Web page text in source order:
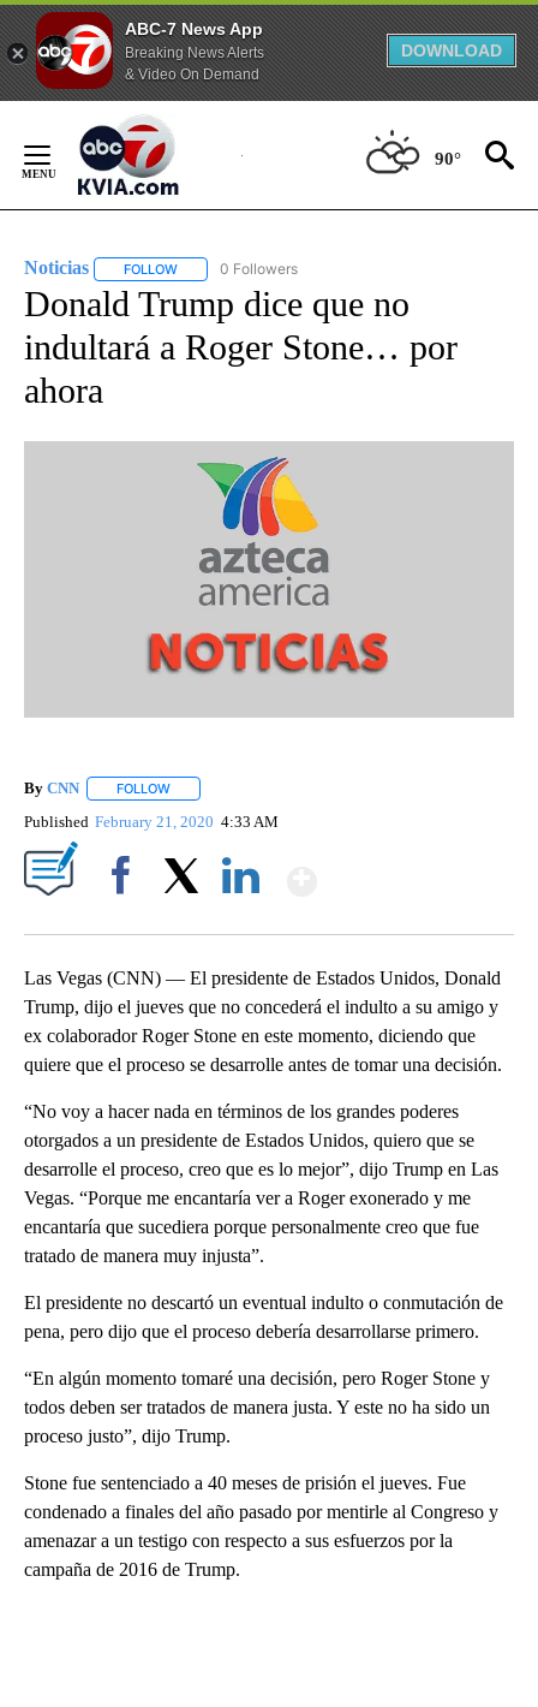
ABC-7 News App
Breaking News Alerts
& Video On Demand
DOWNLOAD
Content
90°
Noticias FOLLOW FOLLOW "NOTICIAS" TO RECEIVE NOTIFICATIONS
0 Followers
Donald Trump dice que no
indultará a Roger Stone… por
ahora
By CNN FOLLOW
Published February 21, 2020 4:33 AM
Las Vegas (CNN) — El presidente de Estados Unidos, Donald
Trump, dijo el jueves que no concederá el indulto a su amigo y
ex colaborador Roger Stone en este momento, diciendo que
quiere que el proceso se desarrolle antes de tomar una decisión.
“No voy a hacer nada en términos de los grandes poderes
otorgados a un presidente de Estados Unidos, quiero que se
desarrolle el proceso, creo que es lo mejor”, dijo Trump en Las
Vegas. “Porque me encantaría ver a Roger exonerado y me
encantaría que sucediera porque personalmente creo que fue
tratado de manera muy injusta”.
El presidente no descartó un eventual indulto o conmutación de
pena, pero dijo que el proceso debería desarrollarse primero.
“En algún momento tomaré una decisión, pero Roger Stone y
todos deben ser tratados de manera justa. Y este no ha sido un
proceso justo”, dijo Trump.
Stone fue sentenciado a 40 meses de prisión el jueves. Fue
condenado a finales del año pasado por mentirle al Congreso y
amenazar a un testigo con respecto a sus esfuerzos por la
campaña de 2016 de Trump.